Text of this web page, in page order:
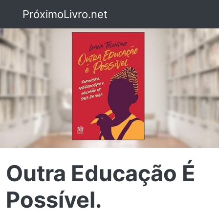
PróximoLivro.net
Outra Educação É
Possível.